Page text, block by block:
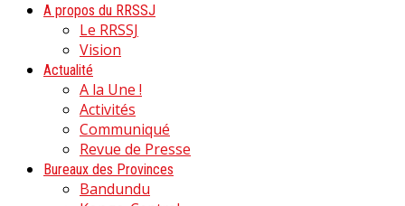
A propos du RRSSJ
Le RRSSJ
Vision
Actualité
A la Une !
Activités
Communiqué
Revue de Presse
Bureaux des Provinces
Bandundu